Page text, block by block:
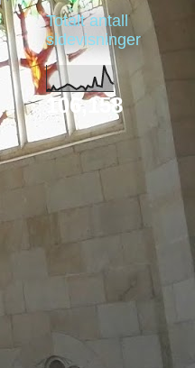
Totalt antall
sidevisninger
106,158